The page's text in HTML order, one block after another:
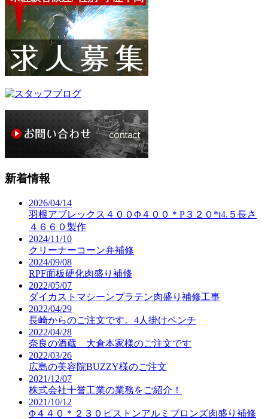
新着情報
2026/04/14
羽根アブレックス４００Φ４００＊P３２０*t4.５長さ
４６６０製作
2024/11/10
クリーナーコーン弁補修
2024/09/08
RPF面板硬化肉盛り補修
2022/05/07
ダイカストマシーンプラテン肉盛り補修工事
2022/04/29
長崎からのご注文です。4人掛けベンチ
2022/04/28
奈良の酒蔵 大倉本家様のご注文です
2022/03/26
広島の美容院BUZZY様のご注文
2021/12/07
株式会社十誉工業の業務をご紹介！
2021/10/12
Φ４４０＊２３０ピストンアルミブロンズ肉盛り補修